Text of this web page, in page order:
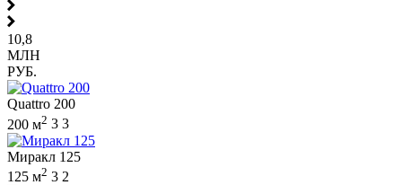
10,8
МЛН
РУБ.
Quattro 200
200 м2 3 3
Миракл 125
125 м2 3 2